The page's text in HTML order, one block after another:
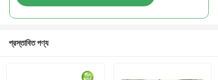
প্রস্তাবিত পণ্য